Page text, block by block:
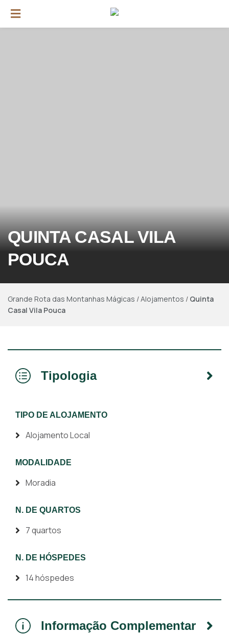
QUINTA CASAL VILA
POUCA
Grande Rota das Montanhas Mágicas /Alojamentos / Quinta
Casal Vila Pouca
Tipologia
TIPO DE ALOJAMENTO
Alojamento Local
MODALIDADE
Moradia
N. DE QUARTOS
7 quartos
N. DE HÓSPEDES
14 hóspedes
Informação Complementar